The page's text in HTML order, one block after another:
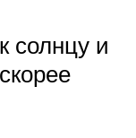
солнцу и